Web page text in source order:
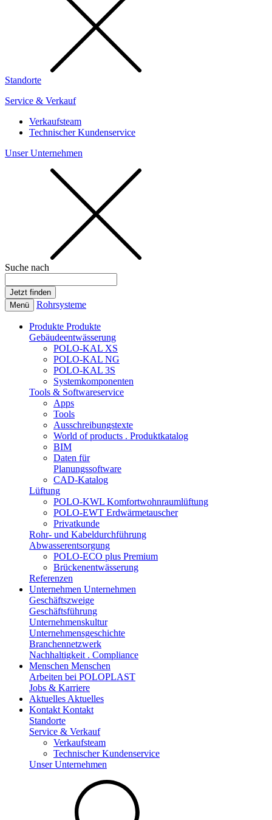
Standorte
Service & Verkauf
Verkaufsteam
Technischer Kundenservice
Unser Unternehmen
Suche nach
Menü Rohrsysteme
Produkte Produkte
Gebäudeentwässerung
POLO-KAL XS
POLO-KAL NG
POLO-KAL 3S
Systemkomponenten
Tools & Softwareservice
Apps
Tools
Ausschreibungstexte
World of products . Produktkatalog
BIM
Daten für
Planungssoftware
CAD-Katalog
Lüftung
POLO-KWL Komfortwohnraumlüftung
POLO-EWT Erdwärmetauscher
Privatkunde
Rohr- und Kabeldurchführung
Abwasserentsorgung
POLO-ECO plus Premium
Brückenentwässerung
Referenzen
Unternehmen Unternehmen
Geschäftszweige
Geschäftsführung
Unternehmenskultur
Unternehmensgeschichte
Branchennetzwerk
Nachhaltigkeit . Compliance
Menschen Menschen
Arbeiten bei POLOPLAST
Jobs & Karriere
Aktuelles Aktuelles
Kontakt Kontakt
Standorte
Service & Verkauf
Verkaufsteam
Technischer Kundenservice
Unser Unternehmen